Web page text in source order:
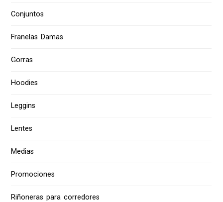
Conjuntos
Franelas Damas
Gorras
Hoodies
Leggins
Lentes
Medias
Promociones
Riñoneras para corredores